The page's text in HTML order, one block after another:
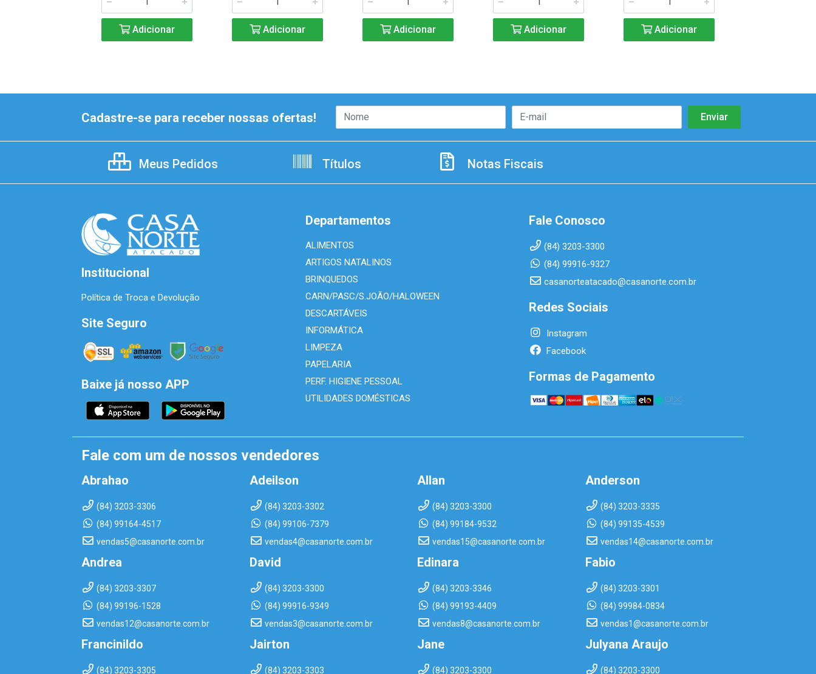
Adicionar Adicionar Adicionar Adicionar Adicionar
Cadastre-se para receber nossas ofertas!
Meus Pedidos Títulos Notas Fiscais
Institucional
Política de Troca e Devolução
Site Seguro
Baixe já nosso APP
Departamentos
ALIMENTOS
ARTIGOS NATALINOS
BRINQUEDOS
CARN/PASC/S.JOÃO/HALOWEEN
DESCARTÁVEIS
INFORMÁTICA
LIMPEZA
PAPELARIA
PERF. HIGIENE PESSOAL
UTILIDADES DOMÉSTICAS
Fale Conosco
(84) 3203-3300
(84) 99916-9327
casanorteatacado@casanorte.com.br
Redes Sociais
Instagram
Facebook
Formas de Pagamento
Fale com um de nossos vendedores
Abrahao
(84) 3203-3306
(84) 99164-4517
vendas5@casanorte.com.br
Adeilson
(84) 3203-3302
(84) 99106-7379
vendas4@casanorte.com.br
Allan
(84) 3203-3300
(84) 99184-9532
vendas15@casanorte.com.br
Anderson
(84) 3203-3335
(84) 99135-4539
vendas14@casanorte.com.br
Andrea
(84) 3203-3307
(84) 99196-1528
vendas12@casanorte.com.br
David
(84) 3203-3300
(84) 99916-9349
vendas3@casanorte.com.br
Edinara
(84) 3203-3346
(84) 99193-4409
vendas8@casanorte.com.br
Fabio
(84) 3203-3301
(84) 99984-0834
vendas1@casanorte.com.br
Francinildo
(84) 3203-3305
Jairton
(84) 3203-3303
Jane
(84) 3203-3300
Julyana Araujo
(84) 3203-3300